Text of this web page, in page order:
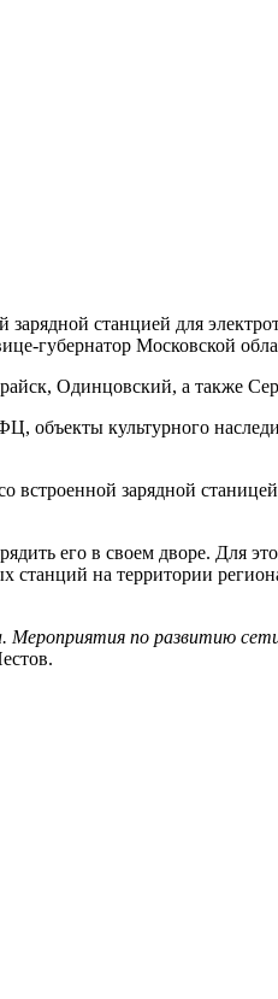
станцией для
губернатор Московской
Одинцовский, а также
объекты культурного
встроенной зарядной
его в своем дворе. Для
станций на территории
Мероприятия по развитию